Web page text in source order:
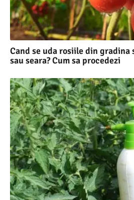
Cand se uda rosiile din gradina
sau seara? Cum sa procedezi